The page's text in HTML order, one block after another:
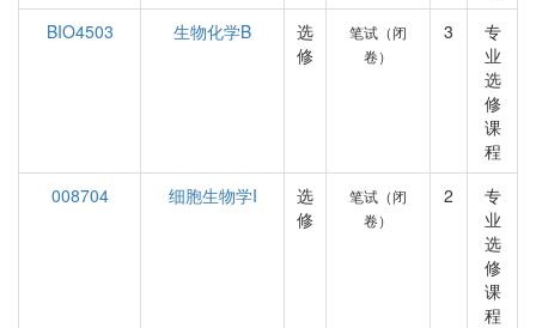
BIO4503
生物化学B
选
修
笔试（闭
卷）
3
专
业
选
修
课
程
008704
细胞生物学I
选
修
笔试（闭
卷）
2
专
业
选
修
课
程